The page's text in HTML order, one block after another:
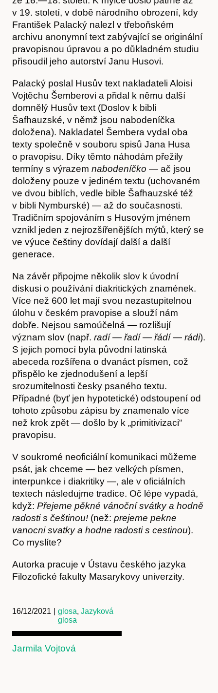
Akce
Obchod
v 19. století, v době národního obrození, kdy
František Palacký nalezl v třeboňském
archivu anonymní text zabývající se originální
pravopisnou úpravou a po důkladném studiu
přisoudil jeho autorství Janu Husovi.
Palacký poslal Husův text nakladateli Aloisi
Vojtěchu Šemberovi a přidal k němu další
domnělý Husův text (Doslov k bibli
Šafhauzské, v němž jsou nabodeníčka
doložena). Nakladatel Šembera vydal oba
texty společně v souboru spisů Jana Husa
o pravopisu. Díky těmto náhodám přežily
termíny s výrazem nabodeníčko — ač jsou
doloženy pouze v jediném textu (uchovaném
ve dvou biblích, vedle bible Šafhauzské též
v bibli Nymburské) — až do současnosti.
Tradičním spojováním s Husovým jménem
vznikl jeden z nejrozšířenějších mýtů, který se
ve výuce češtiny dovídají další a další
generace.
Na závěr připojme několik slov k úvodní
diskusi o používání diakritických znamének.
Více než 600 let mají svou nezastupitelnou
úlohu v českém pravopise a slouží nám
dobře. Nejsou samoúčelná — rozlišují
význam slov (např. radí — řadí — řádí — rádi).
S jejich pomocí byla původní latinská
abeceda rozšířena o dvanáct písmen, což
přispělo ke zjednodušení a lepší
srozumitelnosti česky psaného textu.
Případné (byť jen hypotetické) odstoupení od
tohoto způsobu zápisu by znamenalo více
než krok zpět — došlo by k „primitivizaci“
pravopisu.
V soukromé neoficiální komunikaci můžeme
psát, jak chceme — bez velkých písmen,
interpunkce i diakritiky —, ale v oficiálních
textech následujme tradice. Oč lépe vypadá,
když: Přejeme pěkné vánoční svátky a hodně
radosti s češtinou! (než: prejeme pekne
vanocni svatky a hodne radosti s cestinou).
Co myslíte?
Autorka pracuje v Ústavu českého jazyka
Filozofické fakulty Masarykovy univerzity.
16/12/2021 glosa, Jazyková
glosa
Jarmila Vojtová